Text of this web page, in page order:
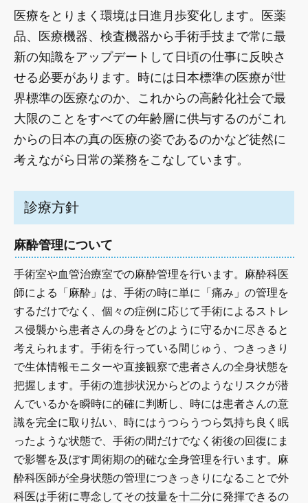
医療をとりまく環境は日進月歩変化します。医薬
品、医療機器、検査機器から手術手技まで常に最
新の知識をアップデートして日頃の仕事に反映さ
せる必要があります。時には日本標準の医療が世
界標準の医療なのか、これからの高齢化社会で最
大限のことをすべての年齢層に供与するのがこれ
からの日本の真の医療の姿であるのかなど徒然に
考えながら日常の業務をこなしています。
診療方針
麻酔管理について
手術室や血管治療室での麻酔管理を行います。麻酔科医
師による「麻酔」は、手術の時に単に「痛み」の管理を
するだけでなく、個々の症例に応じて手術によるストレ
ス侵襲から患者さんの身をどのように守るかに尽きると
考えられます。手術を行っている間じゅう、つきっきり
で生体情報モニターや直接観察で患者さんの全身状態を
把握します。手術の進捗状況からどのようなリスクが潜
んでいるかを瞬時に的確に判断し、時には患者さんの意
識を完全に取り払い、時にはうつらうつら気持ち良く眠
ったような状態で、手術の間だけでなく術後の回復にま
で影響を及ぼす周術期の的確な全身管理を行います。麻
酔科医師が全身状態の管理につきっきりになることで外
科医は手術に専念してその技量を十二分に発揮できるの